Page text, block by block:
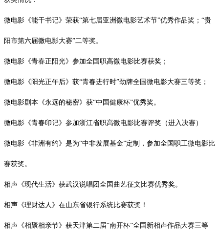
微电影《能干书记》荣获“第七届亚洲微电影艺术节”优秀作品奖；“贵
阳市第六届微电影大赛”二等奖。
微电影《青春正阳光》参加全国职高微电影比赛获奖；
微电影《阳光正午后》获“青春进行时”劲牌全国微电影大赛三等奖；
微电影剧本《永远的秘密》获“中国健康杯”优秀奖。
微电影《青春印记》参加浙江省职高微电影比赛评奖（进入决赛）
微电影《非洲有约》是为“中非发展基金”定制，参加全国职工微电影比
赛获奖。
相声《现代生活》获武汉说唱团全国曲艺征文比赛优秀奖。
相声《理财达人》在山东省银行系统比赛获奖！
相声《相聚相亲节》获天津第二届“南开杯”全国新相声作品大赛三等